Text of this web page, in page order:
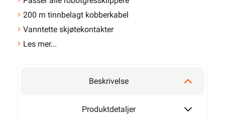
200 m tinnbelagt kobberkabel
Vanntette skjøtekontakter
Les mer...
Beskrivelse
Produktdetaljer